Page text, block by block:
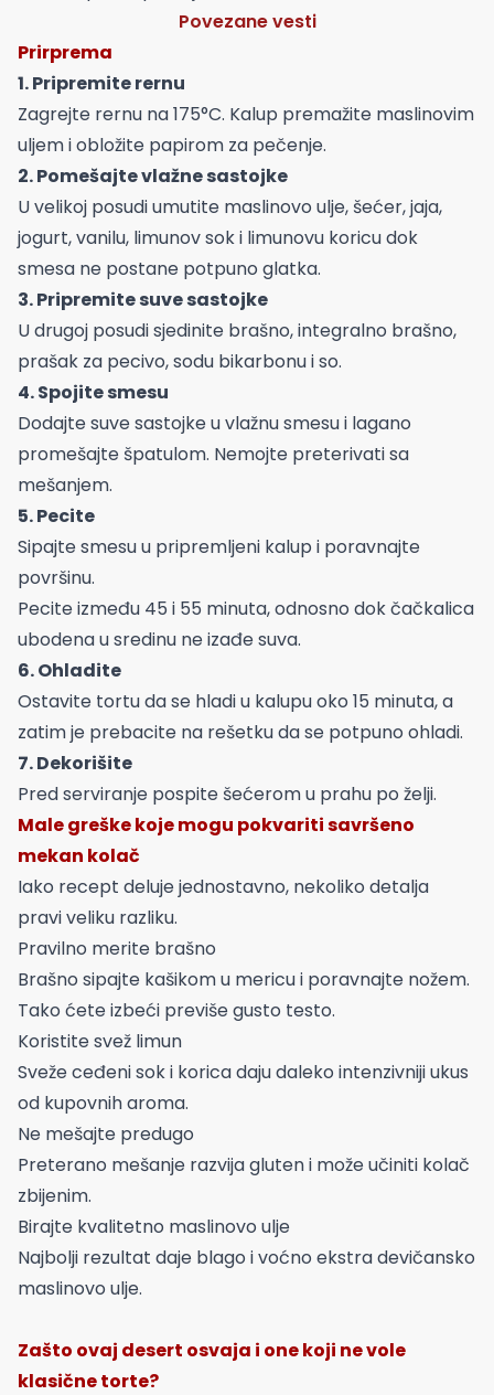
Povezane vesti
Prirprema
1. Pripremite rernu
Zagrejte rernu na 175°C. Kalup premažite maslinovim
uljem i obložite papirom za pečenje.
2. Pomešajte vlažne sastojke
U velikoj posudi umutite maslinovo ulje, šećer, jaja,
jogurt, vanilu, limunov sok i limunovu koricu dok
smesa ne postane potpuno glatka.
3. Pripremite suve sastojke
U drugoj posudi sjedinite brašno, integralno brašno,
prašak za pecivo, sodu bikarbonu i so.
4. Spojite smesu
Dodajte suve sastojke u vlažnu smesu i lagano
promešajte špatulom. Nemojte preterivati sa
mešanjem.
5. Pecite
Sipajte smesu u pripremljeni kalup i poravnajte
površinu.
Pecite između 45 i 55 minuta, odnosno dok čačkalica
ubodena u sredinu ne izađe suva.
6. Ohladite
Ostavite tortu da se hladi u kalupu oko 15 minuta, a
zatim je prebacite na rešetku da se potpuno ohladi.
7. Dekorišite
Pred serviranje pospite šećerom u prahu po želji.
Male greške koje mogu pokvariti savršeno
mekan kolač
Iako recept deluje jednostavno, nekoliko detalja
pravi veliku razliku.
Pravilno merite brašno
Brašno sipajte kašikom u mericu i poravnajte nožem.
Tako ćete izbeći previše gusto testo.
Koristite svež limun
Sveže ceđeni sok i korica daju daleko intenzivniji ukus
od kupovnih aroma.
Ne mešajte predugo
Preterano mešanje razvija gluten i može učiniti kolač
zbijenim.
Birajte kvalitetno maslinovo ulje
Najbolji rezultat daje blago i voćno ekstra devičansko
maslinovo ulje.
Zašto ovaj desert osvaja i one koji ne vole
klasične torte?